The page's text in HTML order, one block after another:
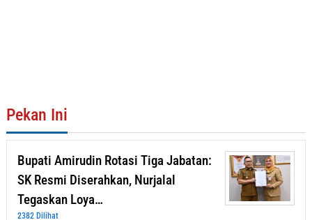
Pekan Ini
Bupati Amirudin Rotasi Tiga Jabatan:
SK Resmi Diserahkan, Nurjalal
Tegaskan Loya…
2382 Dilihat